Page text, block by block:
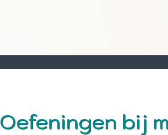
Oefeningen bij